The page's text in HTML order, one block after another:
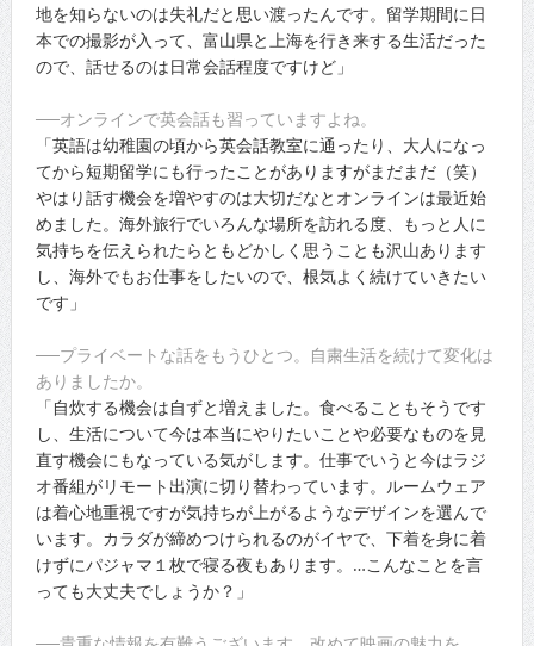
地を知らないのは失礼だと思い渡ったんです。留学期間に日
本での撮影が入って、富山県と上海を行き来する生活だった
ので、話せるのは日常会話程度ですけど」
──オンラインで英会話も習っていますよね。
「英語は幼稚園の頃から英会話教室に通ったり、大人になっ
てから短期留学にも行ったことがありますがまだまだ（笑）
やはり話す機会を増やすのは大切だなとオンラインは最近始
めました。海外旅行でいろんな場所を訪れる度、もっと人に
気持ちを伝えられたらともどかしく思うことも沢山あります
し、海外でもお仕事をしたいので、根気よく続けていきたい
です」
──プライベートな話をもうひとつ。自粛生活を続けて変化は
ありましたか。
「自炊する機会は自ずと増えました。食べることもそうです
し、生活について今は本当にやりたいことや必要なものを見
直す機会にもなっている気がします。仕事でいうと今はラジ
オ番組がリモート出演に切り替わっています。ルームウェア
は着心地重視ですが気持ちが上がるようなデザインを選んで
います。カラダが締めつけられるのがイヤで、下着を身に着
けずにパジャマ１枚で寝る夜もあります。…こんなことを言
っても大丈夫でしょうか？」